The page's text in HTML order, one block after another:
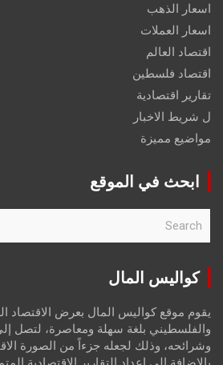
اسعار الذهب
اسعار العملات
اقتصاد العالم
اقتصاد فلسطين
تقارير اقتصادية
ل شريط الاخبار
مواضيع مميزة
ابحث في الموقع
r
كواليس المال
يقوم موقع كواليس المال بعرض الاقتصاد
والفلسطيني بلغة سهلة ومعاصرة، لتصل
وشرائحه، وذلك لجعله جزءاً من الصورة